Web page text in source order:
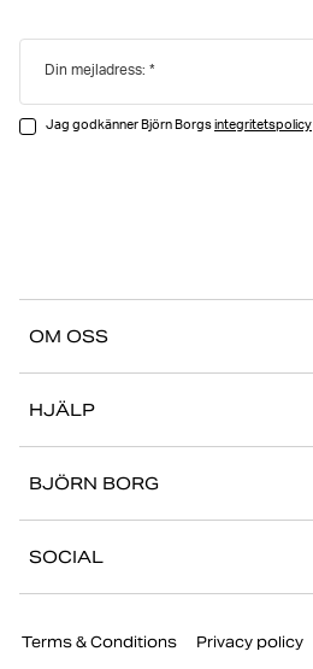
Din mejladress:
Jag godkänner Björn Borgsintegritetspolicy
OM OSS
Stories
Butiker
HJÄLP
FAQ
Retur/Reklamation
BJÖRN BORG
SOCIAL
Facebook
Terms & Conditions Privacy policy